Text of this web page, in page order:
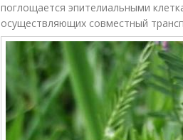
поглощается эпителиальными
осуществляющих совместный